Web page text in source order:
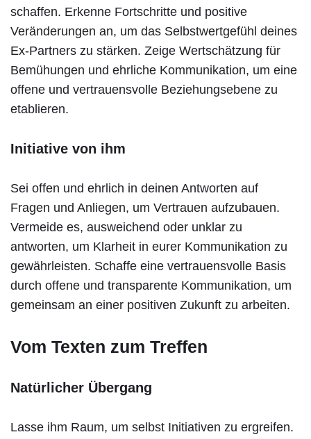
schaffen. Erkenne Fortschritte und positive
Veränderungen an, um das Selbstwertgefühl deines
Ex-Partners zu stärken. Zeige Wertschätzung für
Bemühungen und ehrliche Kommunikation, um eine
offene und vertrauensvolle Beziehungsebene zu
etablieren.
Initiative von ihm
Sei offen und ehrlich in deinen Antworten auf
Fragen und Anliegen, um Vertrauen aufzubauen.
Vermeide es, ausweichend oder unklar zu
antworten, um Klarheit in eurer Kommunikation zu
gewährleisten. Schaffe eine vertrauensvolle Basis
durch offene und transparente Kommunikation, um
gemeinsam an einer positiven Zukunft zu arbeiten.
Vom Texten zum Treffen
Natürlicher Übergang
Lasse ihm Raum, um selbst Initiativen zu ergreifen.